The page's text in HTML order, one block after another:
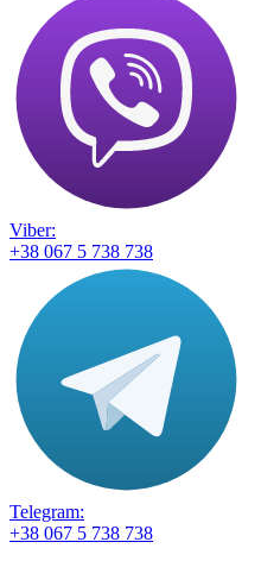
Viber:
+38 067 5 738 738
Telegram:
+38 067 5 738 738